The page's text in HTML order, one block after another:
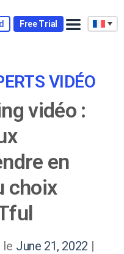
Free Trial
VIDÉO
vidéo :
en
choix
le June 21, 2022 |